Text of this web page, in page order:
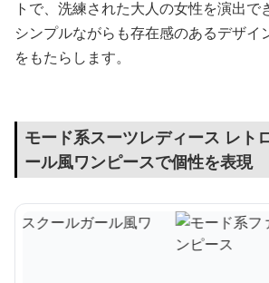
トで、洗練された大人の女性を演出で
シンプルながらも存在感のあるデザイ
をもたらします。
モード系スーツレディース レト
ール風ワンピースで個性を表現